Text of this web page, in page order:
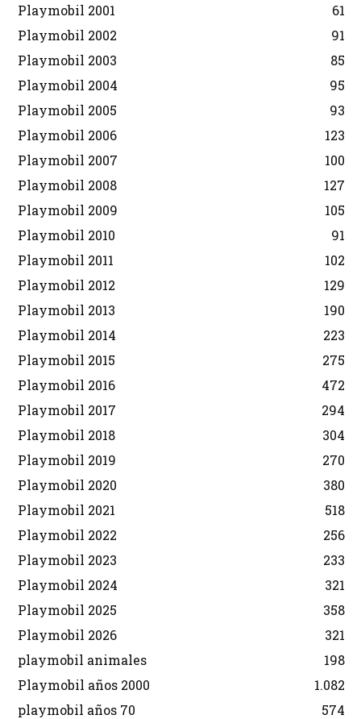
Playmobil 2001
61
Playmobil 2002
91
Playmobil 2003
85
Playmobil 2004
95
Playmobil 2005
93
Playmobil 2006
123
Playmobil 2007
100
Playmobil 2008
127
Playmobil 2009
105
Playmobil 2010
91
Playmobil 2011
102
Playmobil 2012
129
Playmobil 2013
190
Playmobil 2014
223
Playmobil 2015
275
Playmobil 2016
472
Playmobil 2017
294
Playmobil 2018
304
Playmobil 2019
270
Playmobil 2020
380
Playmobil 2021
518
Playmobil 2022
256
Playmobil 2023
233
Playmobil 2024
321
Playmobil 2025
358
Playmobil 2026
321
playmobil animales
198
Playmobil años 2000
1.082
playmobil años 70
574